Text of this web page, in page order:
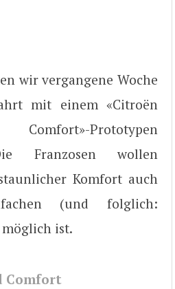
wir vergangene Woche
mit einem «Citroën
Prototypen
Franzosen wollen
Komfort auch
(und folglich:
ist.
Comfort